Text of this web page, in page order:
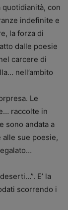
con
indefinite e
la forza di
dalle poesie
carcere di
nell’ambito
Le
raccolte in
sono andata a
sue poesie,
E’ la
scorrendo i